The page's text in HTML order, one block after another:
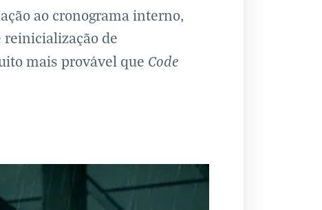
ao cronograma interno,
reinicialização de
mais provável que Code